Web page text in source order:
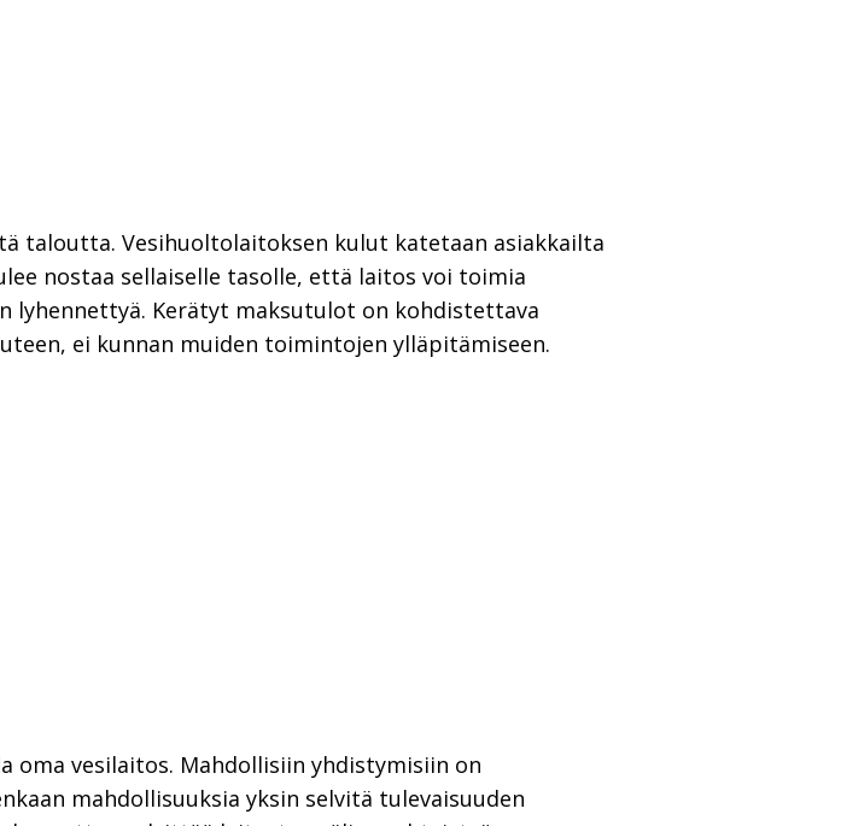
taloutta. Vesihuoltolaitoksen kulut katetaan asiakkailta
nostaa sellaiselle tasolle, että laitos voi toimia
lyhennettyä. Kerätyt maksutulot on kohdistettava
ei kunnan muiden toimintojen ylläpitämiseen.
vesilaitos. Mahdollisiin yhdistymisiin on
mahdollisuuksia yksin selvitä tulevaisuuden